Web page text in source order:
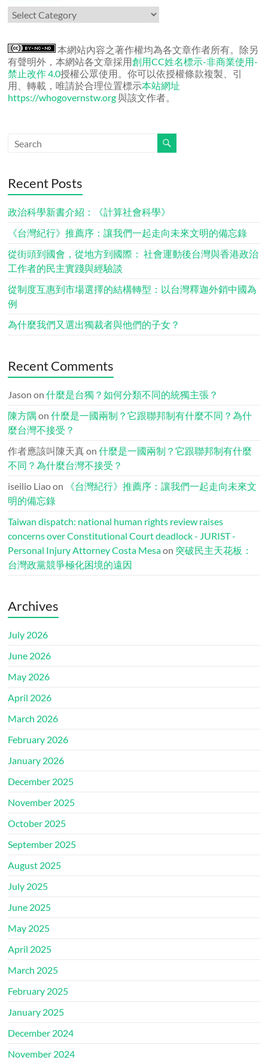
作
者
章
本網站內容之著作權均為各文章作者所有。除另
有聲明外，本網站各文章採用創用CC姓名標示-非商業使用-
禁止改作 4.0授權公眾使用。你可以依授權條款複製、引
用、轉載，唯請於合理位置標示本站網址
https://whogovernstw.org與該文作者。
Recent Posts
政治科學新書介紹：《計算社會科學》
《台灣紀行》推薦序：讓我們一起走向未來文明的備忘錄
從街頭到國會，從地方到國際： 社會運動後台灣與香港政治
工作者的民主實踐與經驗談
從制度互惠到市場選擇的結構轉型：以台灣釋迦外銷中國為
例
為什麼我們又選出獨裁者與他們的子女？
Recent Comments
Jason on什麼是台獨？如何分類不同的統獨主張？
陳方隅 on什麼是一國兩制？它跟聯邦制有什麼不同？為什
麼台灣不接受？
作者應該叫陳天真on什麼是一國兩制？它跟聯邦制有什麼
不同？為什麼台灣不接受？
iseilio Liaoon
《台灣紀行》推薦序：讓我們一起走向未來文
明的備忘錄
Taiwan dispatch: national human rights review raises
concerns over Constitutional Court deadlock - JURIST -
Personal Injury Attorney Costa Mesaon 突破民主天花板：
台灣政黨競爭極化困境的遠因
Archives
July 2026
June 2026
May 2026
April 2026
March 2026
February 2026
January 2026
December 2025
November 2025
October 2025
September 2025
August 2025
July 2025
June 2025
May 2025
April 2025
March 2025
February 2025
January 2025
December 2024
November 2024